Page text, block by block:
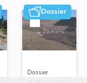
Dossier
Dossier